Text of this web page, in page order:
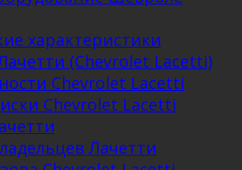
характеристики
(Chevrolet Lacetti)
Chevrolet Lacetti
Chevrolet Lacetti
Лачетти